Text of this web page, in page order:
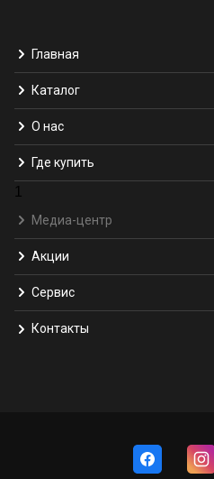
Главная
Каталог
О нас
Где купить
1
Медиа-центр
Акции
Сервис
Контакты